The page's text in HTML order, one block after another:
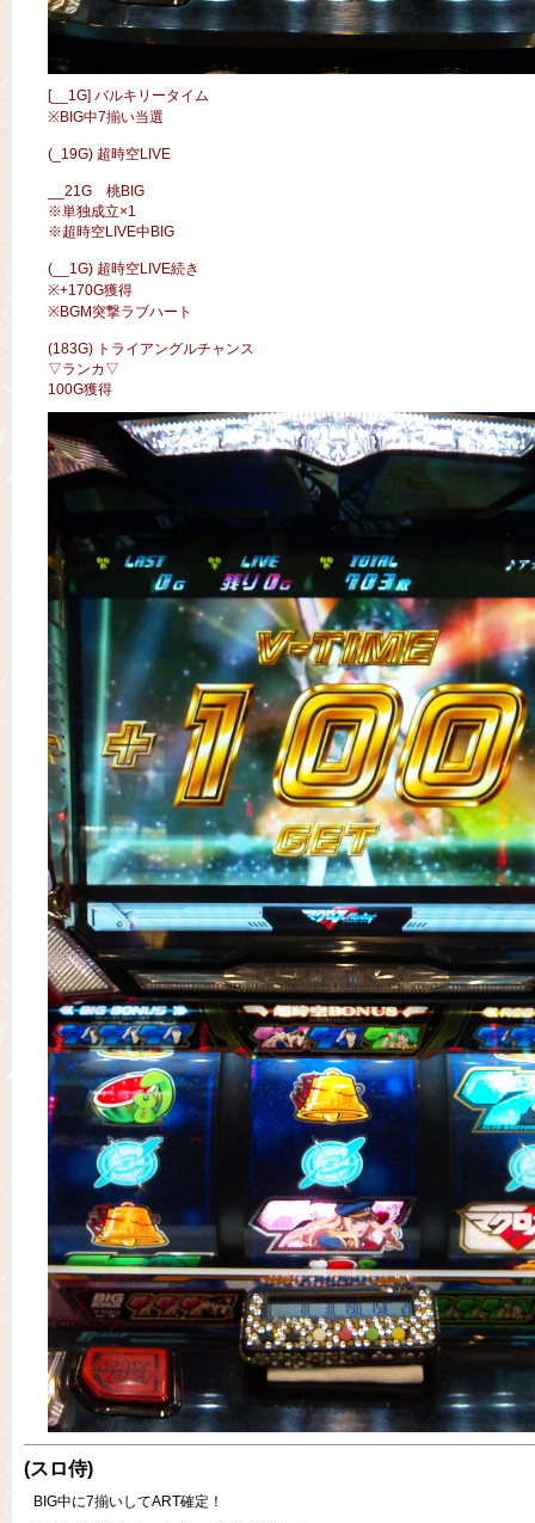
[__1G] バルキリータイム
※BIG中7揃い当選
(_19G) 超時空LIVE
__21G 桃BIG
※単独成立×1
※超時空LIVE中BIG
(__1G) 超時空LIVE続き
※+170G獲得
※BGM突撃ラブハート
(183G) トライアングルチャンス
▽ランカ▽
100G獲得
(スロ侍)
BIG中に7揃いしてART確定！